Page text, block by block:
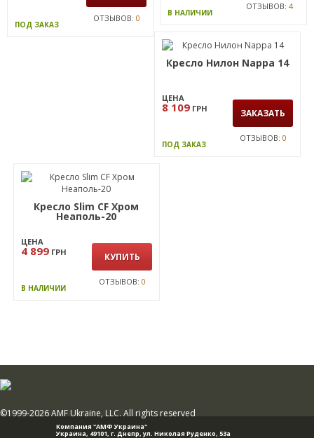
ПОД ЗАКАЗ
ОТЗЫВОВ: 0 В НАЛИЧИИ
ОТЗЫВОВ: 4
Кресло Нилон Nappa 14
ЦЕНА
8 109 ГРН ЗАКАЗАТЬ
ПОД ЗАКАЗ
ОТЗЫВОВ:0
Кресло Slim CF Хром
Неаполь-20
ЦЕНА
4 899 ГРН КУПИТЬ
В НАЛИЧИИ
ОТЗЫВОВ:0
Компания "АМФ Украина"
Украина, 49101, г. Днепр,ул. Николая Руденко, 53а
©1999-2026 AMF Ukraine, LLC. All rights reserved